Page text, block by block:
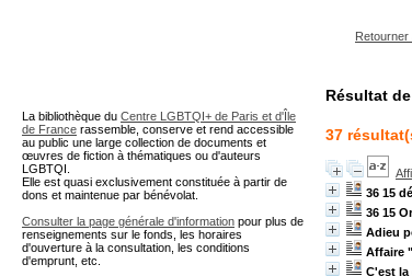
Résultat
37
36 15
36 15
Adieu
Affaire
C'est la
La bibliothèque du Centre LGBTQI+ de Paris et d'Île
de France rassemble, conserve et rend accessible
au public une large collection de documents et
œuvres de fiction à thématiques ou d'auteurs
LGBTQI.
Elle est quasi exclusivement constituée à partir de
dons et maintenue par bénévolat.
Consulter la page générale d'information pour plus de
renseignements sur le fonds, les horaires
d'ouverture à la consultation, les conditions
d'emprunt, etc.